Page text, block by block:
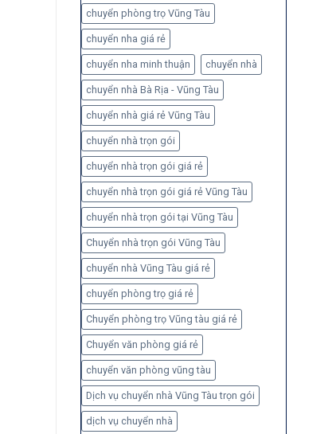
chuyển phòng trọ Vũng Tàu
chuyển nha giá rẻ
chuyển nha minh thuận chuyển nhà
chuyển nhà Bà Rịa - Vũng Tàu
chuyển nhà giá rẻ Vũng Tàu
chuyển nhà trọn gói
chuyển nhà trọn gói giá rẻ
chuyển nhà trọn gói giá rẻ Vũng Tàu
chuyển nhà trọn gói tại Vũng Tàu
Chuyển nhà trọn gói Vũng Tàu
chuyển nhà Vũng Tàu giá rẻ
chuyển phòng trọ giá rẻ
Chuyển phòng trọ Vũng tàu giá rẻ
Chuyển văn phòng giá rẻ
chuyển văn phòng vũng tàu
Dịch vụ chuyển nhà Vũng Tàu trọn gói
dịch vụ chuyển nhà